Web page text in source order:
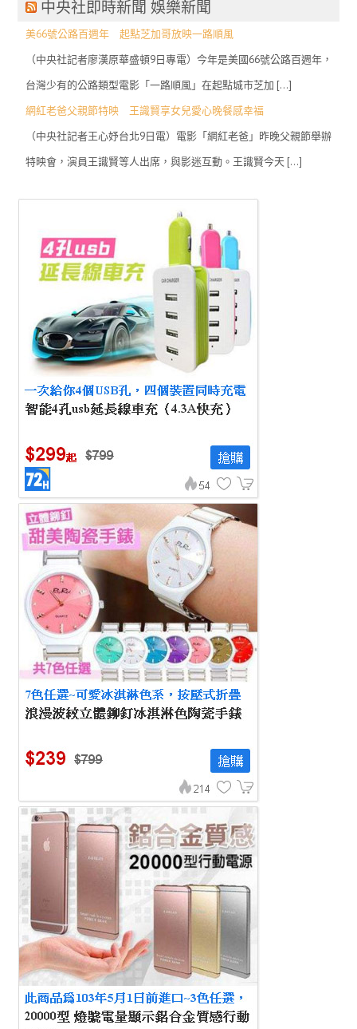
中央社即時新聞 娛樂新聞
美66號公路百週年 起點芝加哥放映一路順風
（中央社記者廖漢原華盛頓9日專電）今年是美國66號公路百週年，
台灣少有的公路類型電影「一路順風」在起點城市芝加 […]
網紅老爸父親節特映 王識賢享女兒愛心晚餐感幸福
（中央社記者王心妤台北9日電）電影「網紅老爸」昨晚父親節舉辦
特映會，演員王識賢等人出席，與影迷互動。王識賢今天 […]